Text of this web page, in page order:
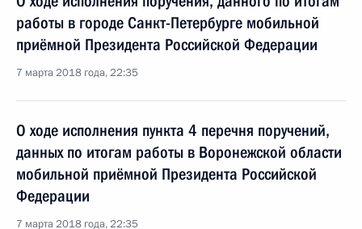
работы в городе Санкт-Петербурге мобильной
приёмной Президента Российской Федерации
7 марта 2018 года, 22:35
О ходе исполнения пункта 4 перечня поручений,
данных по итогам работы в Воронежской области
мобильной приёмной Президента Российской
Федерации
7 марта 2018 года, 22:35